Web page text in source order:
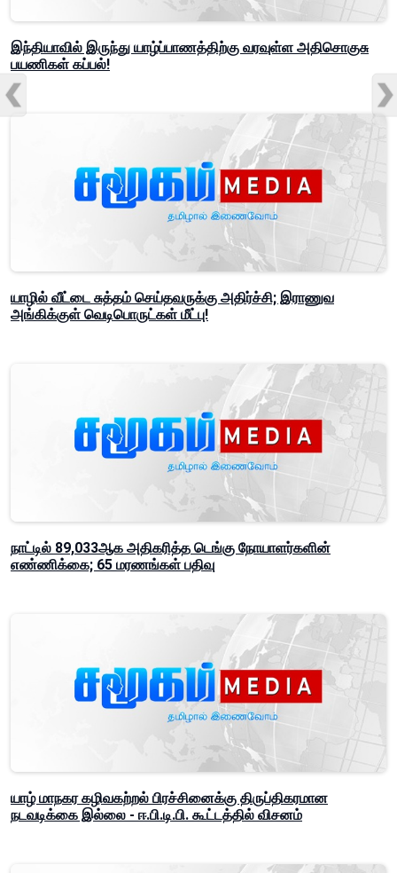
இந்தியாவில் இருந்து யாழ்ப்பாணத்திற்கு வரவுள்ள அதிசொகுசு
பயணிகள் கப்பல்!
யாழில் வீட்டை சுத்தம் செய்தவருக்கு அதிர்ச்சி; இராணுவ
அங்கிக்குள் வெடிபொருட்கள் மீட்பு!
நாட்டில் 89,033ஆக அதிகரித்த டெங்கு நோயாளர்களின்
எண்ணிக்கை; 65 மரணங்கள் பதிவு
யாழ் மாநகர கழிவகற்றல் பிரச்சினைக்கு திருப்திகரமான
நடவடிக்கை இல்லை - ஈ.பி.டி.பி. கூட்டத்தில் விசனம்